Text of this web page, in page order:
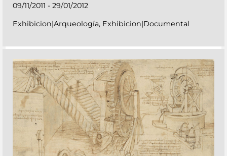
09/11/2011 - 29/01/2012
Exhibicion|Arqueología, Exhibicion|Documental